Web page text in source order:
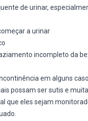
de urinar,
a urinar
incompleto da
em alguns
possam ser sutis e
que eles sejam